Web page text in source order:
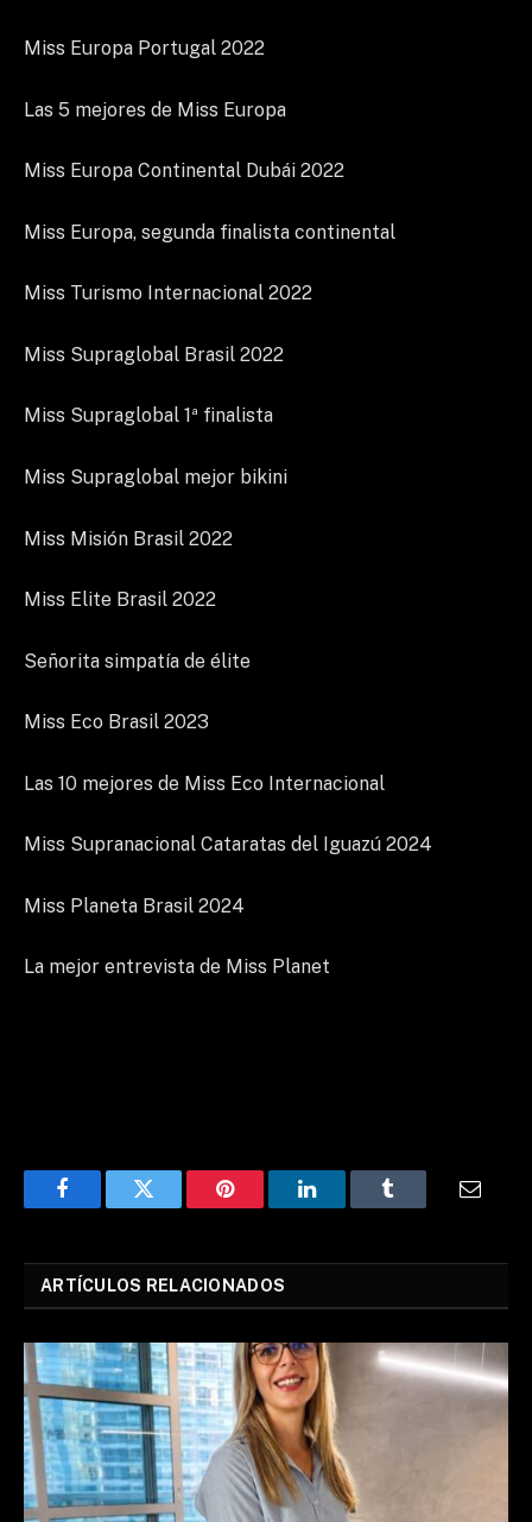
Miss Europa Portugal 2022
Las 5 mejores de Miss Europa
Miss Europa Continental Dubái 2022
Miss Europa, segunda finalista continental
Miss Turismo Internacional 2022
Miss Supraglobal Brasil 2022
Miss Supraglobal 1ª finalista
Miss Supraglobal mejor bikini
Miss Misión Brasil 2022
Miss Elite Brasil 2022
Señorita simpatía de élite
Miss Eco Brasil 2023
Las 10 mejores de Miss Eco Internacional
Miss Supranacional Cataratas del Iguazú 2024
Miss Planeta Brasil 2024
La mejor entrevista de Miss Planet
FacebookTwitter Pinterest LinkedInTumblr
ARTÍCULOS RELACIONADOS